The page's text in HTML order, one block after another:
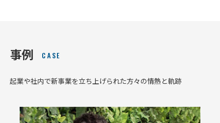
事例 CASE
起業や社内で新事業を立ち上げられた方々の情熱と軌跡